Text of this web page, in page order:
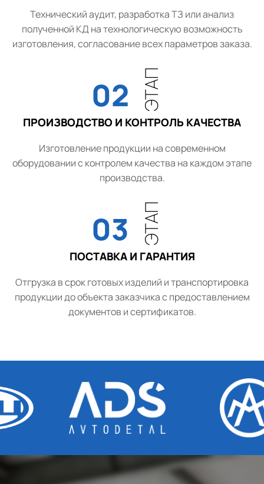
Технический аудит, разработка ТЗ или анализ
полученной КД на технологическую возможность
изготовления, согласование всех параметров заказа.
02 ЭТАП
ПРОИЗВОДСТВО И КОНТРОЛЬ КАЧЕСТВА
Изготовление продукции на современном
оборудовании с контролем качества на каждом этапе
производства.
03 ЭТАП
ПОСТАВКА И ГАРАНТИЯ
Отгрузка в срок готовых изделий и транспортировка
продукции до объекта заказчика с предоставлением
документов и сертификатов.